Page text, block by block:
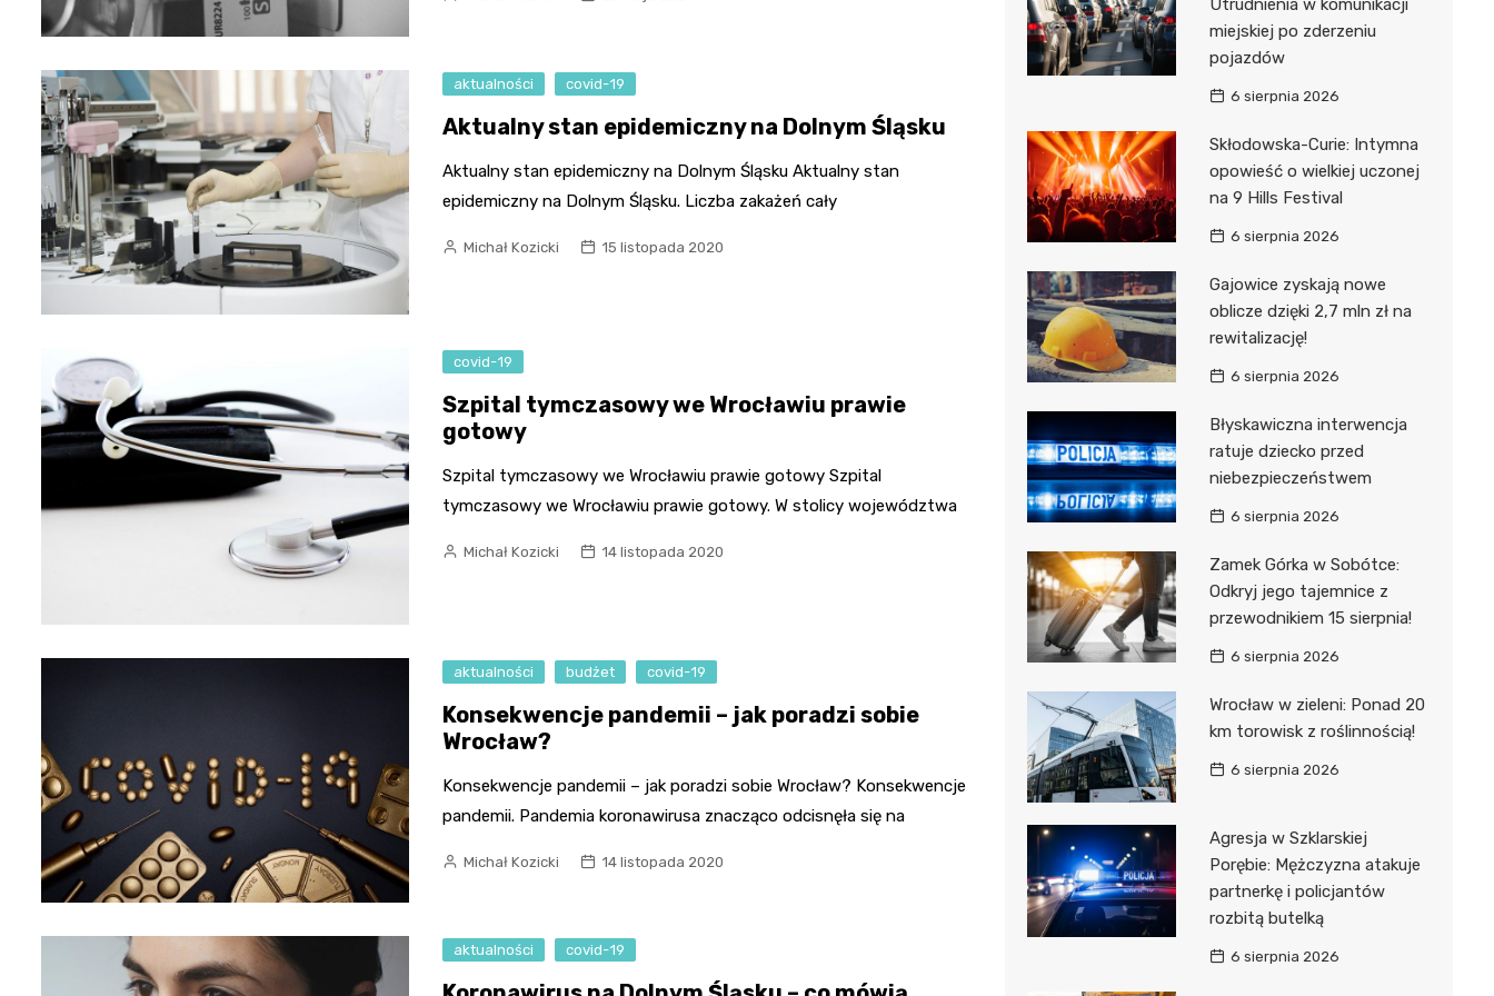
Poczta
aktualności covid-19
Aktualny stan epidemiczny na Dolnym Śląsku
Aktualny stan epidemiczny na Dolnym Śląsku Aktualny stan
epidemiczny na Dolnym Śląsku. Liczba zakażeń cały
Michał Kozicki 15 listopada 2020
covid-19
Szpital tymczasowy we Wrocławiu prawie
gotowy
Szpital tymczasowy we Wrocławiu prawie gotowy Szpital
tymczasowy we Wrocławiu prawie gotowy. W stolicy województwa
Michał Kozicki 14 listopada 2020
aktualności budżet covid-19
Konsekwencje pandemii – jak poradzi sobie
Wrocław?
Konsekwencje pandemii – jak poradzi sobie Wrocław? Konsekwencje
pandemii. Pandemia koronawirusa znacząco odcisnęła się na
Michał Kozicki 14 listopada 2020
aktualności covid-19
Utrudnienia w komunikacji
miejskiej po zderzeniu
pojazdów
6 sierpnia 2026
Skłodowska-Curie: Intymna
opowieść o wielkiej uczonej
na 9 Hills Festival
6 sierpnia 2026
Gajowice zyskają nowe
oblicze dzięki 2,7 mln zł na
rewitalizację!
6 sierpnia 2026
Błyskawiczna interwencja
ratuje dziecko przed
niebezpieczeństwem
6 sierpnia 2026
Zamek Górka w Sobótce:
Odkryj jego tajemnice z
przewodnikiem 15 sierpnia!
6 sierpnia 2026
Wrocław w zieleni: Ponad 20
km torowisk z roślinnością!
6 sierpnia 2026
Agresja w Szklarskiej
Porębie: Mężczyzna atakuje
partnerkę i policjantów
rozbitą butelką
6 sierpnia 2026